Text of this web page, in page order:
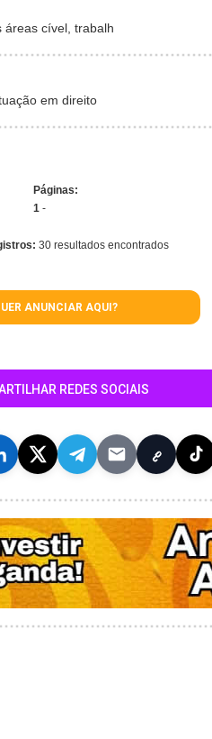
áreas cível, trabalh
em direito
Páginas:
1 -
30 resultados encontrados
ANUNCIAR AQUI?
REDES SOCIAIS